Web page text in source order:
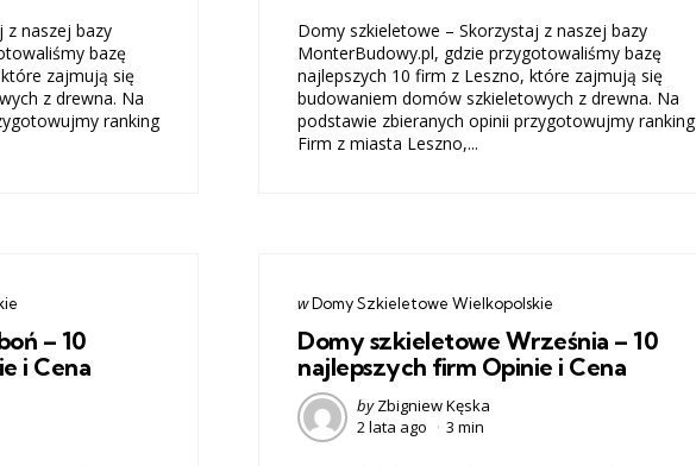
z naszej bazy
bazę
zajmują się
z drewna. Na
ranking
Domy szkieletowe – Skorzystaj z naszej bazy
MonterBudowy.pl, gdzie przygotowaliśmy bazę
najlepszych 10 firm z Leszno, które zajmują się
budowaniem domów szkieletowych z drewna. Na
podstawie zbieranych opinii przygotowujmy ranking
Firm z miasta Leszno,...
– 10
i Cena
Categories
post
wDomy Szkieletowe Wielkopolskie
Domy szkieletowe Września – 10
najlepszych firm Opinie i Cena
Posted
by
by Zbigniew Kęska
2 lata ago
3 min